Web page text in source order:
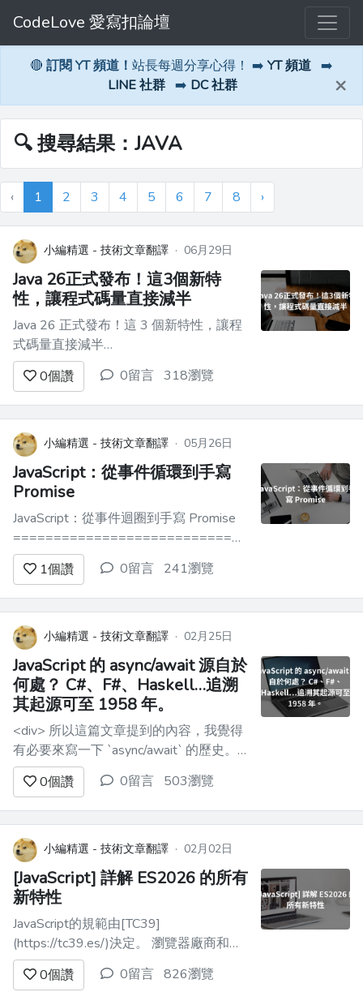
CodeLove 愛寫扣論壇
🔴 訂閱 YT 頻道！ 站長每週分享心得！ ➡️ YT 頻道 ➡️
LINE 社群 ➡️ DC 社群 ×
🔍 搜尋結果：JAVA
‹ 1 2 3 4 5 6 7 8 ›
小編精選 - 技術文章翻譯 · 06月29日
Java 26正式發布！這3個新特
性，讓程式碼量直接減半
Java 26 正式發布！這 3 個新特性，讓程
式碼量直接減半
==============================
Java 26 正式發布！這 3 個新特性，讓程
式碼量直接減半 ------------------------
--- > 寫了 9 年 Java，我以為自己已經...
0個讚 0留言 318瀏覽
小編精選 - 技術文章翻譯 · 05月26日
JavaScript：從事件循環到手寫
Promise
JavaScript：從事件迴圈到手寫 Promise
==============================
完整教學體驗請參閱：[JavaScript：從事
件迴圈到手寫 Promise]
(https://link.juejin.cn?
target=https%3A%2F%2F...
1個讚 0留言 241瀏覽
小編精選 - 技術文章翻譯 · 02月25日
JavaScript 的 async/await 源自於
何處？ C#、F#、Haskell…追溯
其起源可至 1958 年。
<div> 所以這篇文章提到的內容，我覺得
有必要來寫一下 `async/await` 的歷史。
補充說明一下，原文章在談到 JavaScript
的 `async/await` 歷史時，我認為並沒有
錯。但**`async/await` 不是 JavaScript 創
造的東西。** 原文章討論的是...
0個讚 0留言 503瀏覽
小編精選 - 技術文章翻譯 · 02月02日
[JavaScript] 詳解 ES2026 的所有
新特性
JavaScript的規範由[TC39]
(https://tc39.es/)決定。 瀏覽器廠商和相
關人士定期召開會議，討論各種新功能，
以決定未來的JavaScript方向。 在這裡，
0個讚 0留言 826瀏覽